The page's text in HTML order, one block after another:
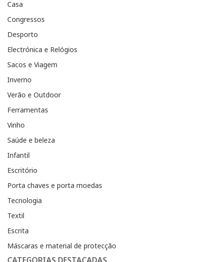
Casa
Congressos
Desporto
Electrónica e Relógios
Sacos e Viagem
Inverno
Verão e Outdoor
Ferramentas
Vinho
Saúde e beleza
Infantil
Escritório
Porta chaves e porta moedas
Tecnologia
Textil
Escrita
Máscaras e material de protecção
CATEGORIAS DESTACADAS